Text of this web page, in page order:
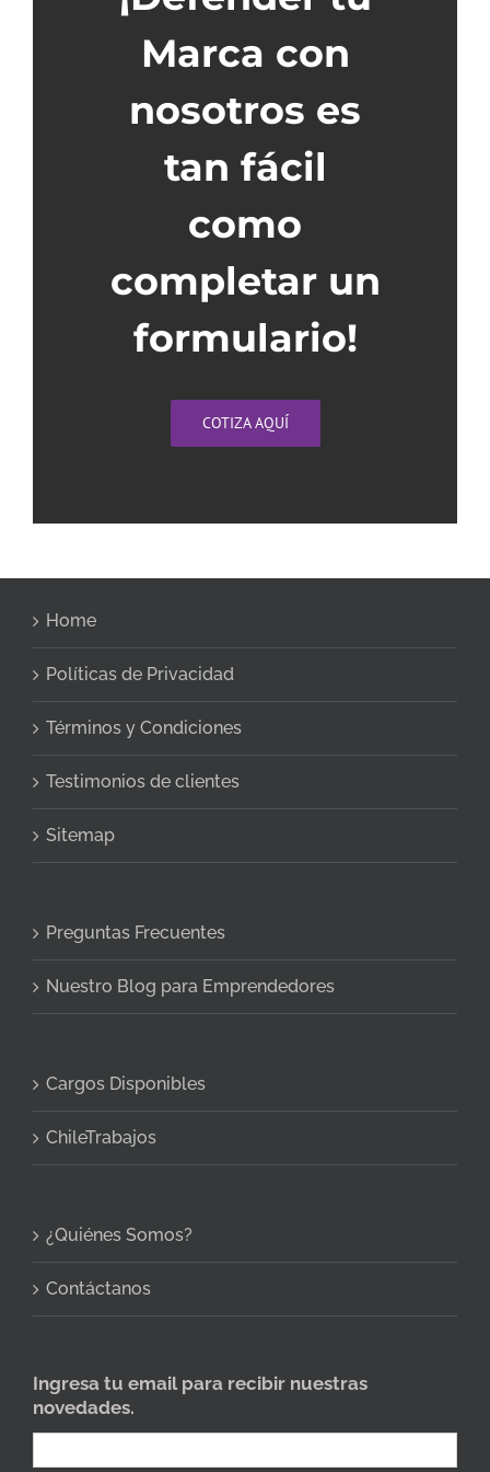
Marca con
nosotros es
tan fácil
como
completar un
formulario!
COTIZA AQUÍ
Home
Políticas de Privacidad
Términos y Condiciones
Testimonios de clientes
Sitemap
Preguntas Frecuentes
Nuestro Blog para Emprendedores
Cargos Disponibles
ChileTrabajos
¿Quiénes Somos?
Contáctanos
Ingresa tu email para recibir nuestras
novedades.